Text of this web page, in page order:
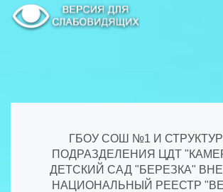
ГБОУ СОШ №1 И
ПОДРАЗДЕЛЕНИЯ ЦДТ
ДЕТСКИЙ САД "БЕРЕЗКА"
НАЦИОНАЛЬНЫЙ РЕЕСТР